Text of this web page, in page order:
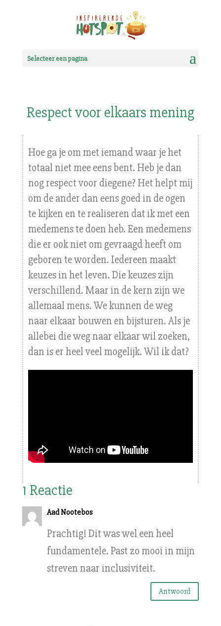
Selecteer een pagina
Respect voor elkaars mening
Hoe ga je om met iemand waar je het
totaal niet mee eens bent. Heb je dan
nog respect voor diegene? Het helpt mij
om de ander dan eens goed in de ogen
te kijken en te realiseren dat ik met een
medemens te doen heb. Een medemens
die er ook niet om gevraagd heeft om
geboren te worden. Iedereen maakt
keuzes in het leven. Die keuzes zijn
verschillend. Maar in de kern zijn we
allemaal mens. We kunnen de weg
naar elkaar bouwen en bijsturen. Als je
allebei die weg naar elkaar wil zoeken,
dan is er heel veel mogelijk. Wil ik dat?
1 Reactie
Aad Nootebos
Prachtig! Dit was wel een heel
fundamentele. Past zo mooi in mijn
streven naar inclusiviteit.
Antwoord